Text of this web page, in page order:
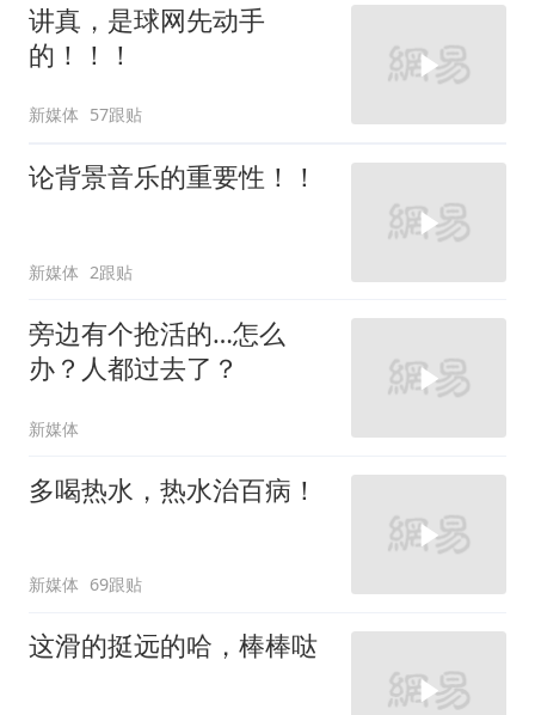
讲真，是球网先动手
的！！！
新媒体 57跟贴
论背景音乐的重要性！！
新媒体 2跟贴
旁边有个抢活的…怎么
办？人都过去了？
新媒体
多喝热水，热水治百病！
新媒体 69跟贴
这滑的挺远的哈，棒棒哒